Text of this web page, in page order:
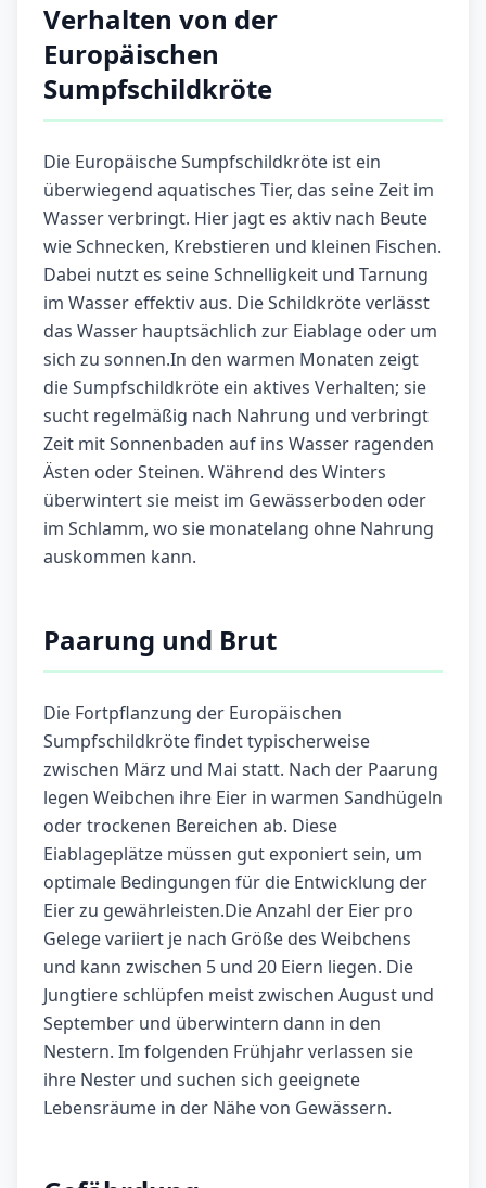
Verhalten von der
Europäischen
Sumpfschildkröte
Die Europäische Sumpfschildkröte ist ein
überwiegend aquatisches Tier, das seine Zeit im
Wasser verbringt. Hier jagt es aktiv nach Beute
wie Schnecken, Krebstieren und kleinen Fischen.
Dabei nutzt es seine Schnelligkeit und Tarnung
im Wasser effektiv aus. Die Schildkröte verlässt
das Wasser hauptsächlich zur Eiablage oder um
sich zu sonnen.In den warmen Monaten zeigt
die Sumpfschildkröte ein aktives Verhalten; sie
sucht regelmäßig nach Nahrung und verbringt
Zeit mit Sonnenbaden auf ins Wasser ragenden
Ästen oder Steinen. Während des Winters
überwintert sie meist im Gewässerboden oder
im Schlamm, wo sie monatelang ohne Nahrung
auskommen kann.
Paarung und Brut
Die Fortpflanzung der Europäischen
Sumpfschildkröte findet typischerweise
zwischen März und Mai statt. Nach der Paarung
legen Weibchen ihre Eier in warmen Sandhügeln
oder trockenen Bereichen ab. Diese
Eiablageplätze müssen gut exponiert sein, um
optimale Bedingungen für die Entwicklung der
Eier zu gewährleisten.Die Anzahl der Eier pro
Gelege variiert je nach Größe des Weibchens
und kann zwischen 5 und 20 Eiern liegen. Die
Jungtiere schlüpfen meist zwischen August und
September und überwintern dann in den
Nestern. Im folgenden Frühjahr verlassen sie
ihre Nester und suchen sich geeignete
Lebensräume in der Nähe von Gewässern.